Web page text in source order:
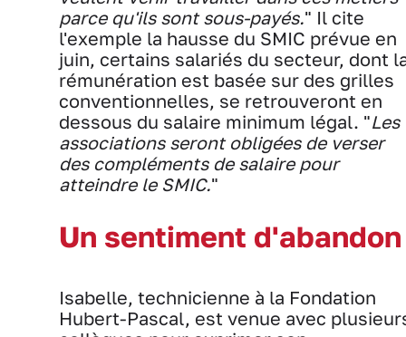
parce qu'ils sont sous-payés." Il cite
l'exemple la hausse du SMIC prévue en
juin, certains salariés du secteur, dont
rémunération est basée sur des grilles
conventionnelles, se retrouveront en
dessous du salaire minimum légal. "Les
associations seront obligées de verser
des compléments de salaire pour
atteindre le SMIC."
Un sentiment d'abandon
Isabelle, technicienne à la Fondation
Hubert-Pascal, est venue avec